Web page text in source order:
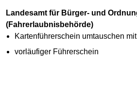
Landesamt für Bürger- und
(Fahrerlaubnisbehörde)
Kartenführerschein umtauschen
vorläufiger Führerschein